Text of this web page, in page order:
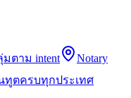
มตาม intent
Notary
ทูตครบทุกประเทศ